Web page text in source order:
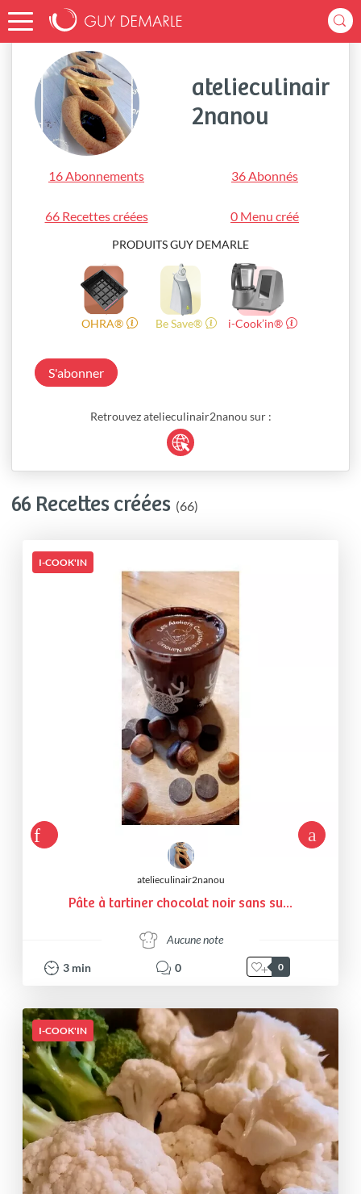
Accueil atelieculinair2nanou
atelieculinair
2nanou
16 Abonnements 36 Abonnés
66 Recettes créées 0 Menu créé
PRODUITS GUY DEMARLE
OHRA® Be Save® i-Cook’in®
S'abonner
Retrouvez atelieculinair2nanou sur :
66 Recettes créées (66)
I-COOK'IN
atelieculinair2nanou
Pâte à tartiner chocolat noir sans su...
Aucune note
3 min 0 0
I-COOK'IN